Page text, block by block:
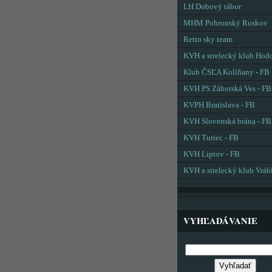
LH Dobový tábor
MHM Pohronský Ruskov
Retro sky team
KVH a strelecký klub
Klub ČSĽA Kolíňany - FB
KVH PS Záhorská Ves - FB
KVPH Bratislava - FB
KVH Slovenská brána - FB
KVH Turiec - FB
KVH Liptov - FB
KVH a strelecký klub
VYHĽADÁVANIE